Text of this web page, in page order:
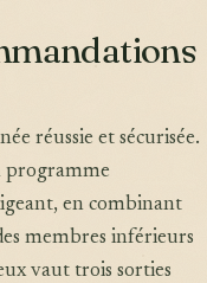
réussie et sécurisée.
programme
en combinant
membres inférieurs
vaut trois sorties